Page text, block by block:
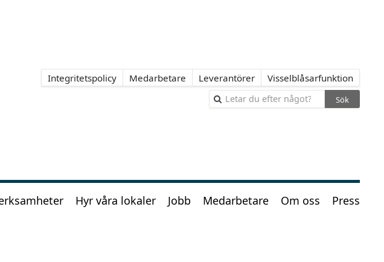
Integritetspolicy Medarbetare Leverantörer Visselblåsarfunktion
Hyr våra lokaler Jobb Medarbetare Om oss Press